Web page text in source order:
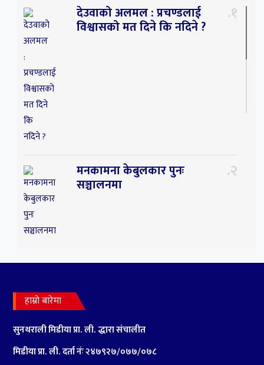
देउवाको अलमल : प्रचण्डलाई
विश्वासको मत दिने कि नदिने ?
१
मनकामना केबुलकार पुनः
सञ्चालनमा
२
गृहमन्त्रीको नागरिकता ‘दुरुपयोग’ ३
हाम्रो बारेमा
सुनथराली मिडीया प्रा.ली. द्धारा संचालीत
मिडीया प्रा. ली. दर्ता नंः २४७९२७‍/०७७/०७८